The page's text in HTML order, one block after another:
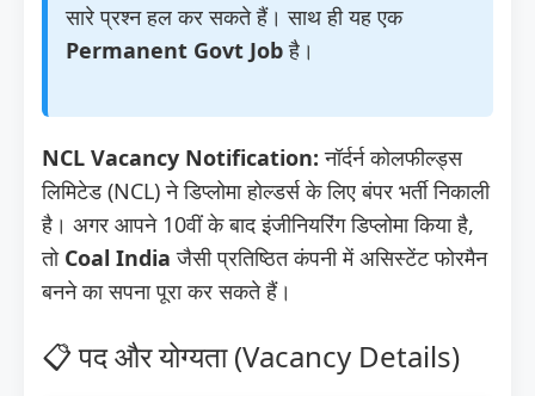
सारे प्रश्न हल कर सकते हैं। साथ ही यह एक
Permanent Govt Jobहै।
NCL Vacancy Notification: नॉर्दर्न कोलफील्ड्स
लिमिटेड (NCL) ने डिप्लोमा होल्डर्स के लिए बंपर भर्ती निकाली
है। अगर आपने 10वीं के बाद इंजीनियरिंग डिप्लोमा किया है,
तो Coal India जैसी प्रतिष्ठित कंपनी में असिस्टेंट फोरमैन
बनने का सपना पूरा कर सकते हैं।
📋 पद और योग्यता (Vacancy Details)